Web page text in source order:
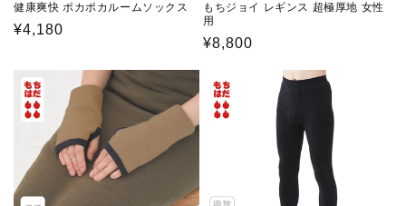
健康爽快 ポカポカルームソックス
通
価
格
¥4,180
もちジョイ レギンス 超極厚地 女性
用
通
価
格
¥8,800